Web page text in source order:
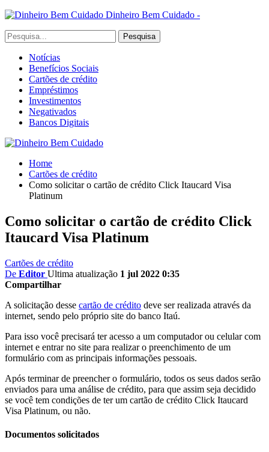
Dinheiro Bem Cuidado -
Notícias
Benefícios Sociais
Cartões de crédito
Empréstimos
Investimentos
Negativados
Bancos Digitais
Home
Cartões de crédito
Como solicitar o cartão de crédito Click Itaucard Visa
Platinum
Como solicitar o cartão de crédito Click
Itaucard Visa Platinum
Cartões de crédito
De Editor Ultima atualização 1 jul 2022 0:35
Compartilhar
A solicitação desse cartão de crédito deve ser realizada através da
internet, sendo pelo próprio site do banco Itaú.
Para isso você precisará ter acesso a um computador ou celular com
internet e entrar no site para realizar o preenchimento de um
formulário com as principais informações pessoais.
Após terminar de preencher o formulário, todos os seus dados serão
enviados para uma análise de crédito, para que assim seja decidido
se você tem condições de ter um cartão de crédito Click Itaucard
Visa Platinum, ou não.
Documentos solicitados